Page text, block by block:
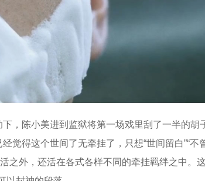
，陈小美进到监狱将第一场戏里刮了一半的胡子
觉得这个世间了无牵挂了，只想“世间留白”“不曾